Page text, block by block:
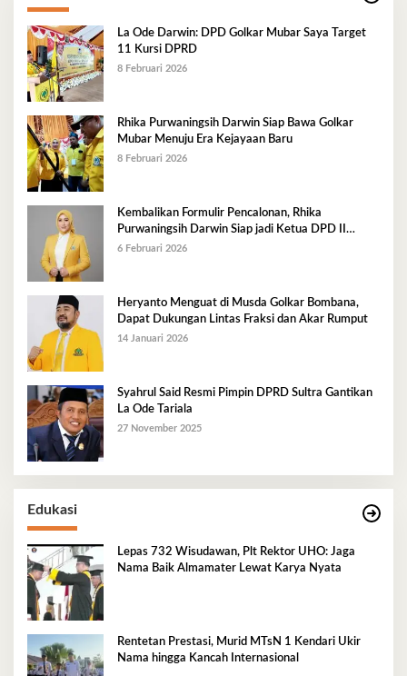
La Ode Darwin: DPD Golkar Mubar Saya Target
11 Kursi DPRD
8 Februari 2026
Rhika Purwaningsih Darwin Siap Bawa Golkar
Mubar Menuju Era Kejayaan Baru
8 Februari 2026
Kembalikan Formulir Pencalonan, Rhika
Purwaningsih Darwin Siap jadi Ketua DPD II
Golkar Mubar
6 Februari 2026
Heryanto Menguat di Musda Golkar Bombana,
Dapat Dukungan Lintas Fraksi dan Akar Rumput
14 Januari 2026
Syahrul Said Resmi Pimpin DPRD Sultra Gantikan
La Ode Tariala
27 November 2025
Edukasi
Lepas 732 Wisudawan, Plt Rektor UHO: Jaga
Nama Baik Almamater Lewat Karya Nyata
Rentetan Prestasi, Murid MTsN 1 Kendari Ukir
Nama hingga Kancah Internasional